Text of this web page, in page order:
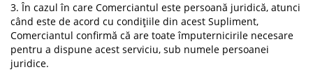
3. În cazul în care Comerciantul este persoană juridică, atunci
când este de acord cu condițiile din acest Supliment,
Comerciantul confirmă că are toate împuternicirile necesare
pentru a dispune acest serviciu, sub numele persoanei
juridice.